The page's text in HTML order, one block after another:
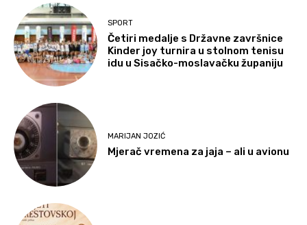
SPORT
Četiri medalje s Državne završnice
Kinder joy turnira u stolnom tenisu
idu u Sisačko-moslavačku županiju
MARIJAN JOZIĆ
Mjerač vremena za jaja – ali u avionu